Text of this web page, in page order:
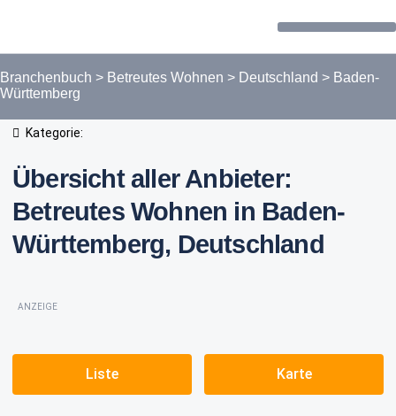
Branchenbuch > Betreutes Wohnen > Deutschland > Baden-
Württemberg
Kategorie:
Übersicht aller Anbieter:
Betreutes Wohnen in Baden-
Württemberg, Deutschland
ANZEIGE
Liste Karte